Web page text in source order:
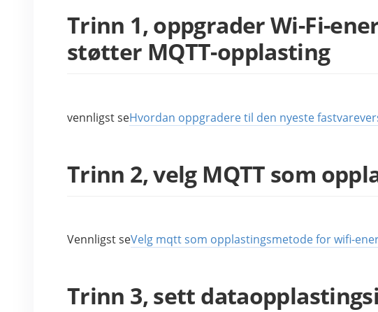
Trinn 1, oppgrader Wi-Fi-
støtter MQTT-opplasting
vennligst seHvordan oppgradere til den nyeste
Trinn 2, velg MQTT som
Vennligst seVelg mqtt som opplastingsmetode for wifi-
Trinn 3, sett